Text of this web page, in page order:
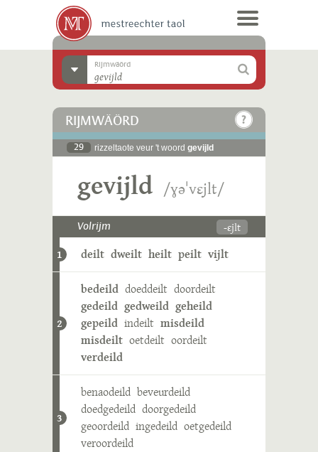
Rijmwäörd
RIJMWÄÖRD
29 rizzeltaote veur 't woord gevijld
gevijld /ɣəˈvɛjlt/
Volrijm -ɛjlt
1 deilt dweilt heilt peilt vijlt
2
bedeild doeddeilt doordeilt
gedeild gedweild geheild
gepeild indeilt misdeild
misdeilt oetdeilt oordeilt
verdeild
3
benaodeild beveurdeild
doedgedeild doorgedeild
geoordeild ingedeild oetgedeild
veroordeild